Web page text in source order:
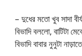
– দুধের মতো খুব সাদা
বিভাদি বললো, বাটিটা
বিভাদি বাবার নুনুটা